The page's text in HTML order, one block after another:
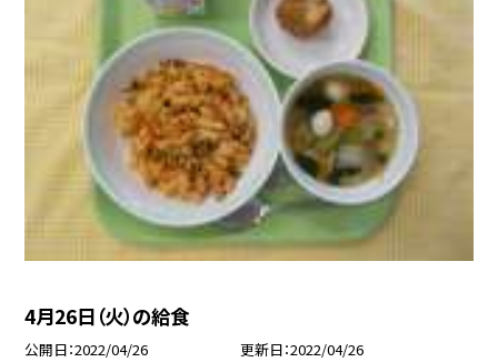
4月26日（火）の給食
公開日 2022/04/26 更新日 2022/04/26